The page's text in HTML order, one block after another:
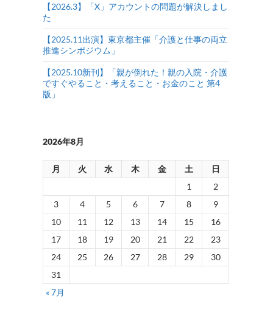
【2026.3】「X」アカウントの問題が解決しまし
た
【2025.11出演】東京都主催「介護と仕事の両立
推進シンポジウム」
【2025.10新刊】「親が倒れた！親の入院・介護
ですぐやること・考えること・お金のこと 第4
版」
2026年8月
月 火 水 木 金 土
日
1
2
3
4 5 6 7 8
9
10
11 12 13 14 15
16
17
18 19 20 21 22
23
24
25 26 27 28 29
30
31
« 7月